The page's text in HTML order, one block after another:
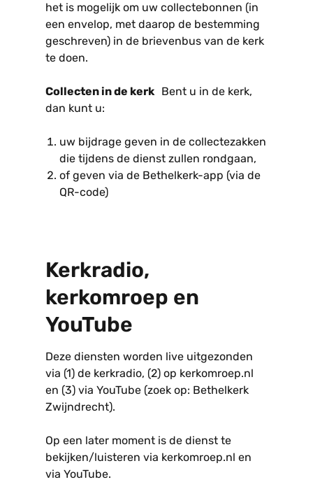
het is mogelijk om uw collectebonnen (in
een envelop, met daarop de bestemming
geschreven) in de brievenbus van de kerk
te doen.
Collecten in de kerk Bent u in de kerk,
dan kunt u:
uw bijdrage geven in de collectezakken
die tijdens de dienst zullen rondgaan,
of geven via de Bethelkerk-app (via de
QR-code)
Kerkradio,
kerkomroep en
YouTube
Deze diensten worden live uitgezonden
via (1) de kerkradio, (2) op kerkomroep.nl
en (3) via YouTube (zoek op: Bethelkerk
Zwijndrecht).
Op een later moment is de dienst te
bekijken/luisteren via kerkomroep.nl en
via YouTube.